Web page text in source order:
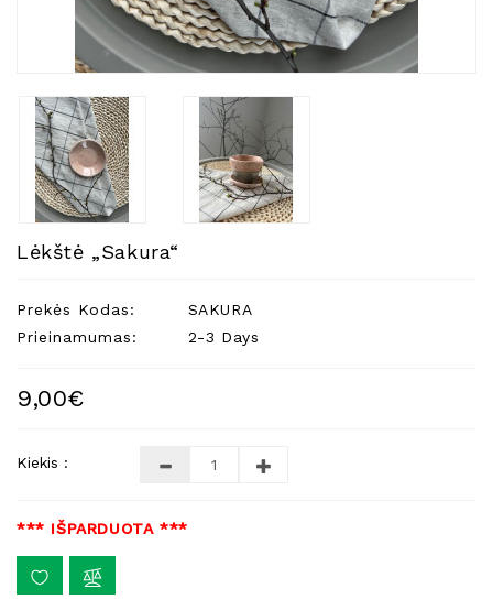
Aliejai
Kosmetika
Higienos
Priemonės
Kūdikiams
Reikalai
Indai
Lėkštė „Sakura“
Prekės Kodas:
SAKURA
Prieinamumas:
2-3 Days
9,00€
Kiekis :
*** IŠPARDUOTA ***